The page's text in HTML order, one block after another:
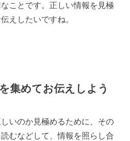
ことです。正しい情報を見極
えしたいですね。
集めてお伝えしよう
いのか見極めるために、その
むなどして、情報を照らし合